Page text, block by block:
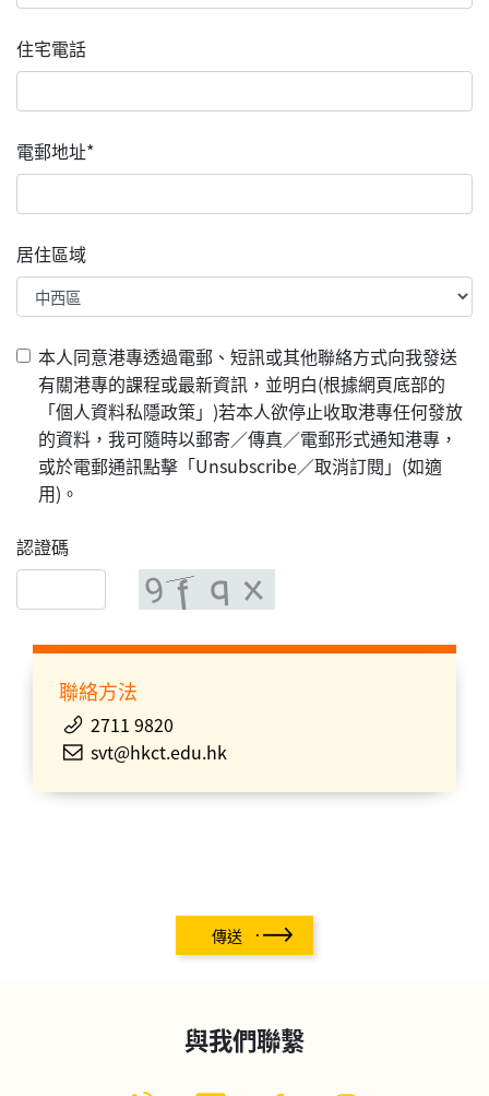
住宅電話
電郵地址*
居住區域
本人同意港專透過電郵、短訊或其他聯絡方式向我發送
有關港專的課程或最新資訊，並明白(根據網頁底部的
「個人資料私隱政策」)若本人欲停止收取港專任何發放
的資料，我可隨時以郵寄／傳真／電郵形式通知港專，
或於電郵通訊點擊「Unsubscribe／取消訂閱」(如適
用)。
認證碼
聯絡方法
2711 9820
svt@hkct.edu.hk
傳送
與我們聯繫